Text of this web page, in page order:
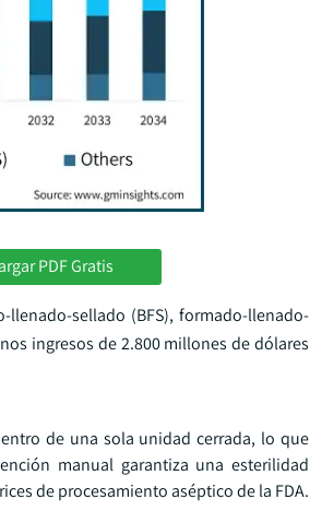
PDF Gratis
sellado (BFS), formado-llenado-
ingresos de 2.800 millones de dólares
de una sola unidad cerrada, lo que
manual garantiza una esterilidad
de procesamiento aséptico de la FDA.